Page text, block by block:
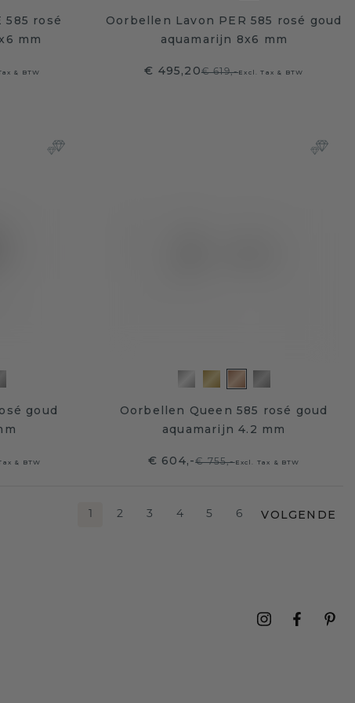
585 rosé
mm
& BTW
Oorbellen Lavon PER 585 rosé goud
aquamarijn 8x6 mm
€ 495,20€ 619,-Excl. Tax & BTW
goud
& BTW
Oorbellen Queen 585 rosé goud
aquamarijn 4.2 mm
€ 604,-€ 755,-Excl. Tax & BTW
1 2 3 4 5 6 VOLGENDE